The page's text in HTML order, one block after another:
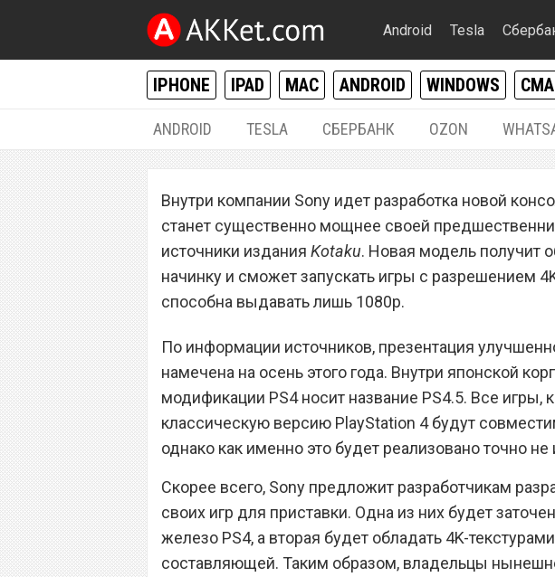
Android Tesla
IPHONE IPAD MAC ANDROID WINDOWS
ANDROID TESLA СБЕРБАНК OZON
Sony работает над
консоли PS4
Внутри компании Sony идет разработка новой
станет существенно мощнее своей
источники издания Kotaku. Новая модель получит
начинку и сможет запускать игры с разрешением
способна выдавать лишь 1080p.
По информации источников, презентация
намечена на осень этого года. Внутри японской
модификации PS4 носит название PS4.5. Все
классическую версию PlayStation 4 будут
однако как именно это будет реализовано точно не
Скорее всего, Sony предложит разработчикам
своих игр для приставки. Одна из них будет
железо PS4, а вторая будет обладать 4K-
составляющей. Таким образом, владельцы